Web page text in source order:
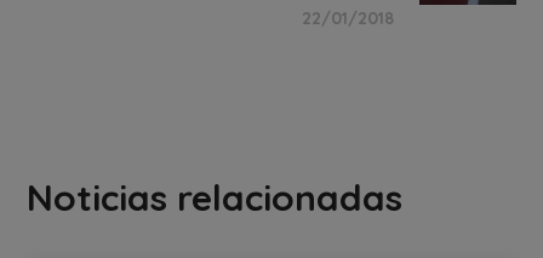
22/01/2018
Noticias relacionadas